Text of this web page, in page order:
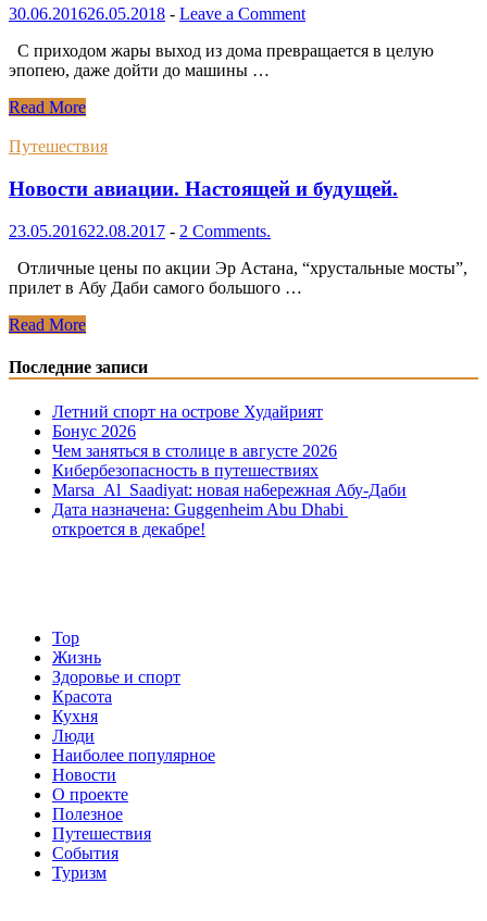
30.06.201626.05.2018 - Leave a Comment
С приходом жары выход из дома превращается в целую
эпопею, даже дойти до машины …
В
собственного
Интернет-
магазины.
Read More
Путешествия
Новости авиации. Настоящей и будущей.
23.05.201622.08.2017 - 2 Comments.
Отличные цены по акции Эр Астана, “хрустальные мосты”,
прилет в Абу Даби самого большого …
Новости
Настоящей
и
будущей.
Read More
Последние записи
Летний спорт на острове Худайрият
Бонус 2026
Чем заняться в столице в августе 2026
Кибербезопасность в путешествиях
Marsa Al Saadiyat: новая на6ережная Абу-Даби
Дата назначена: Guggenheim Abu Dhabi
откроется в декабре!
Top
Жизнь
Здоровье и спорт
Красота
Кухня
Люди
Наиболее популярное
Новости
О проекте
Полезное
Путешествия
События
Туризм